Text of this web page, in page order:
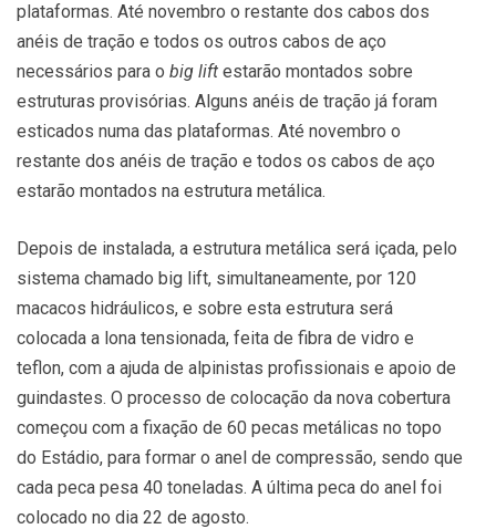
plataformas. Até novembro o restante dos cabos dos
anéis de tração e todos os outros cabos de aço
necessários para o big lift estarão montados sobre
estruturas provisórias. Alguns anéis de tração já foram
esticados numa das plataformas. Até novembro o
restante dos anéis de tração e todos os cabos de aço
estarão montados na estrutura metálica.
Depois de instalada, a estrutura metálica será içada, pelo
sistema chamado big lift, simultaneamente, por 120
macacos hidráulicos, e sobre esta estrutura será
colocada a lona tensionada, feita de fibra de vidro e
teflon, com a ajuda de alpinistas profissionais e apoio de
guindastes. O processo de colocação da nova cobertura
começou com a fixação de 60 pecas metálicas no topo
do Estádio, para formar o anel de compressão, sendo que
cada peca pesa 40 toneladas. A última peca do anel foi
colocado no dia 22 de agosto.